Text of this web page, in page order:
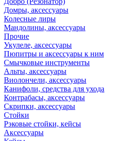
Домры, аксессуары
Колесные лиры
Мандолины, аксессуары
Прочие
Укулеле, аксессуары
Пюпитры и аксессуары к ним
Смычковые инструменты
Альты, аксессуары
Виолончели, аксессуары
Канифоли, средства для ухода
Контрабасы, аксессуары
Скрипки, аксессуары
Стойки
Рэковые стойки, кейсы
Аксессуары